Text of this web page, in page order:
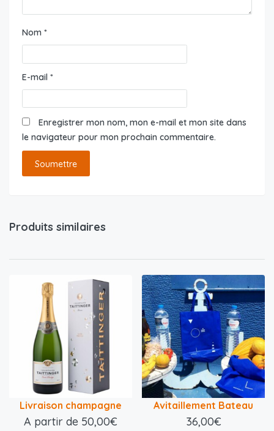
Nom *
E-mail *
Enregistrer mon nom, mon e-mail et mon site dans
le navigateur pour mon prochain commentaire.
Produits similaires
Livraison champagne
A partir de 50,00€
Avitaillement Bateau
36,00€